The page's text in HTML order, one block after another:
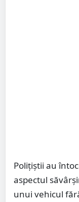
Polițiștii au
aspectul
unui vehicul